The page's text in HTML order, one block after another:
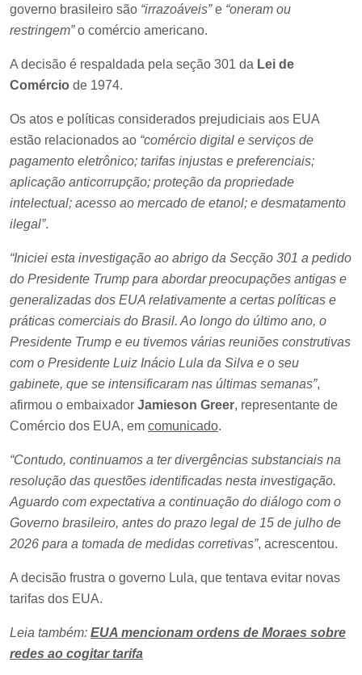
governo brasileiro são “irrazoáveis”e “oneram ou
restringem”o comércio americano.
A decisão é respaldada pela seção 301 da Lei de
Comércio de 1974.
Os atos e políticas considerados prejudiciais aos EUA
estão relacionados ao “comércio digital e serviços de
pagamento eletrônico; tarifas injustas e preferenciais;
aplicação anticorrupção; proteção da propriedade
intelectual; acesso ao mercado de etanol; e desmatamento
ilegal”.
“Iniciei esta investigação ao abrigo da Secção 301 a pedido
do Presidente Trump para abordar preocupações antigas e
generalizadas dos EUA relativamente a certas políticas e
práticas comerciais do Brasil. Ao longo do último ano, o
Presidente Trump e eu tivemos várias reuniões construtivas
com o Presidente Luiz Inácio Lula da Silva e o seu
gabinete, que se intensificaram nas últimas semanas”,
afirmou o embaixador Jamieson Greer, representante de
Comércio dos EUA, em comunicado.
“Contudo, continuamos a ter divergências substanciais na
resolução das questões identificadas nesta investigação.
Aguardo com expectativa a continuação do diálogo com o
Governo brasileiro, antes do prazo legal de 15 de julho de
2026 para a tomada de medidas corretivas”, acrescentou.
A decisão frustra o governo Lula, que tentava evitar novas
tarifas dos EUA.
Leia também: EUA mencionam ordens de Moraes sobre
redes ao cogitar tarifa